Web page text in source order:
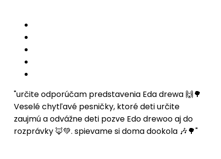
"určite odporúčam predstavenia Eda drewa 🙌🌳
Veselé chytľavé pesničky, ktoré deti určite
zaujmú a odvážne deti pozve Edo drewoo aj do
rozprávky 🦊💚. spievame si doma dookola 🎶🌳"